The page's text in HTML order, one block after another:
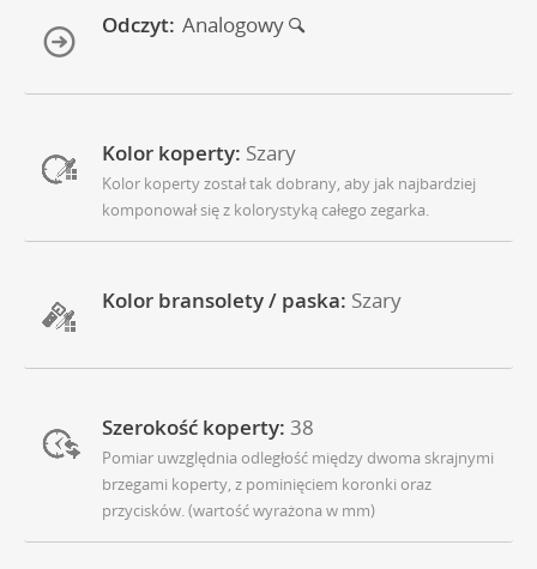
Odczyt: Analogowy
Kolor koperty: Szary
Kolor koperty został tak dobrany, aby jak najbardziej
komponował się z kolorystyką całego zegarka.
Kolor bransolety / paska: Szary
Szerokość koperty: 38
Pomiar uwzględnia odległość między dwoma skrajnymi
brzegami koperty, z pominięciem koronki oraz
przycisków. (wartość wyrażona w mm)